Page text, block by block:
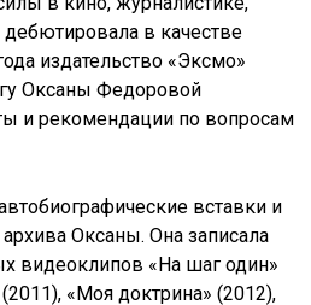
дебютировала в качестве
издательство «Эксмо»
Оксаны Федоровой
и рекомендации по вопросам
вставки и
Оксаны. Она записала
видеоклипов «На шаг один»
«Моя доктрина» (2012),